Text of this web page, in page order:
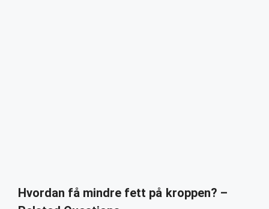
Hvordan få mindre fett på kroppen? –